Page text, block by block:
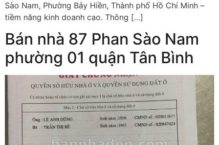
Sào Nam, Phường Bảy Hiền, Thành phố Hồ Chí Minh –
tiềm năng kinh doanh cao. Thông […]
Bán nhà 87 Phan Sào Nam
phường 01 quận Tân Bình